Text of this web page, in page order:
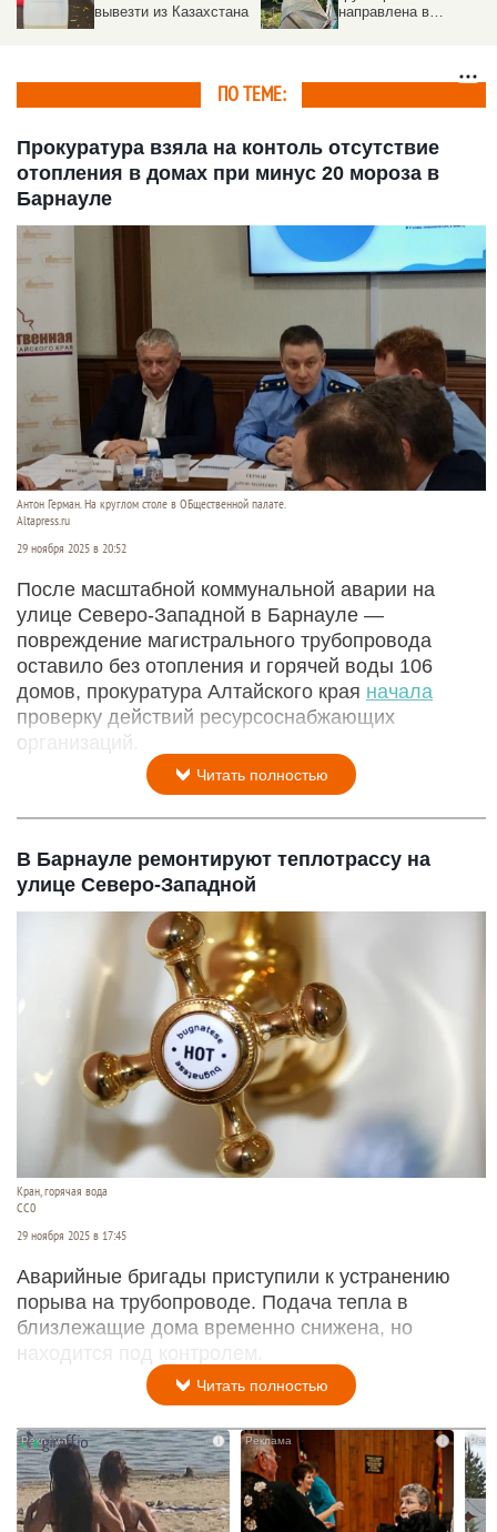
вывезти из Казахстана
направлена в
ПО ТЕМЕ:
Прокуратура взяла на контоль отсутствие
отопления в домах при минус 20 мороза в
Барнауле
Антон Герман. На круглом столе в ОБщественной палате.
Altapress.ru
29 ноября 2025 в 20:52
После масштабной коммунальной аварии на
улице Северо-Западной в Барнауле —
повреждение магистрального трубопровода
оставило без отопления и горячей воды 106
домов, прокуратура Алтайского края начала
проверку действий ресурсоснабжающих
организаций.
Читать полностью
В Барнауле ремонтируют теплотрассу на
улице Северо-Западной
Кран, горячая вода
СС0
29 ноября 2025 в 17:45
Аварийные бригады приступили к устранению
порыва на трубопроводе. Подача тепла в
близлежащие дома временно снижена, но
находится под контролем.
Читать полностью
i